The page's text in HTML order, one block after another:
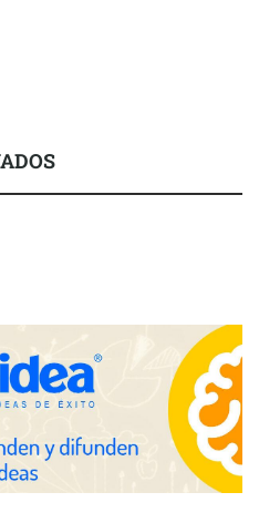
anillos de compromiso para el
con herramientas
un solo producto multiplica